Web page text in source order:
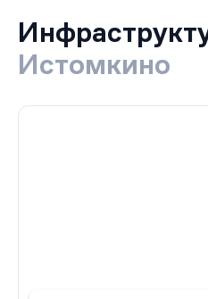
обслуживания и отделения
В непосредственной
находится река Клязьма, а
парк культуры и отдыха (в
Истомкино